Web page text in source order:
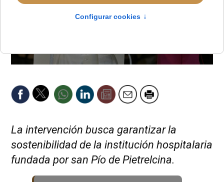
La intervención busca garantizar la
sostenibilidad de la institución hospitalaria
fundada por san Pío de Pietrelcina.